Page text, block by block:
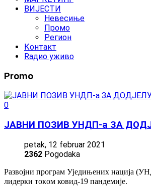
ВИЈЕСТИ
Невесиње
Промо
Регион
Контакт
Rадио уживо
Promo
0
ЈАВНИ ПОЗИВ УНДП-а ЗА
petak, 12 februar 2021
2362 Pogodaka
Развојни програм Уједињених нација
лидeрки тoкoм ковид-19 пaндeмиje.